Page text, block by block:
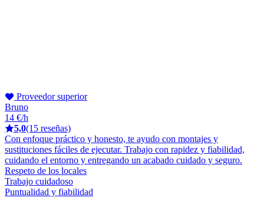
Proveedor superior
Bruno
14 €/h
5,0(15 reseñas)
Con enfoque práctico y honesto, te ayudo con montajes y
sustituciones fáciles de ejecutar. Trabajo con rapidez y fiabilidad,
cuidando el entorno y entregando un acabado cuidado y seguro.
Respeto de los locales
Trabajo cuidadoso
Puntualidad y fiabilidad